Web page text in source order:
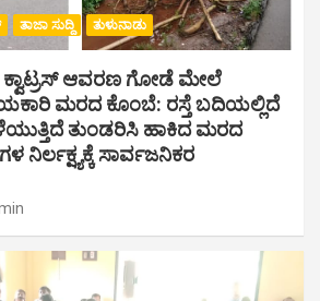
ತಾಜಾ ಸುದ್ದಿ ತುಳುನಾಡು
ಕ್ವಾಟ್ರಸ್ ಆವರಣ ಗೋಡೆ ಮೇಲೆ
ಮರದ ಕೊಂಬೆ: ರಸ್ತೆ ಬದಿಯಲ್ಲಿದೆ
ತುಂಡರಿಸಿ ಹಾಕಿದ ಮರದ
ನಿರ್ಲಕ್ಷ್ಯಕ್ಕೆ ಸಾರ್ವಜನಿಕರ